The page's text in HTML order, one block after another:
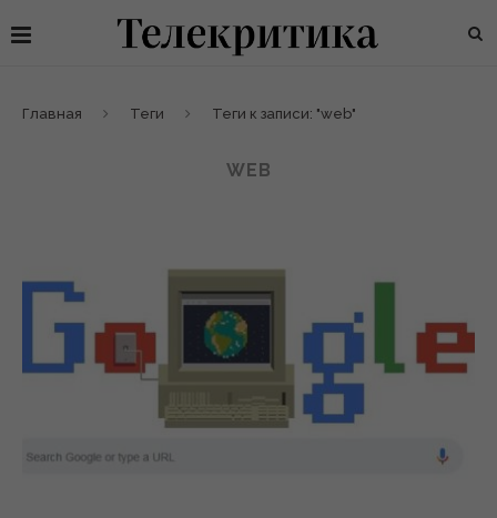
Главная Теги Теги к записи: "web"
WEB